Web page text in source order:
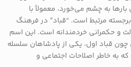
به چشم می‌خورد، معمولاً با
مرتبط است. “قباد” در فرهنگ
و حکمرانی خردمندانه است. این اسم
چون قباد اول، یکی از پادشاهان سلسله
به خاطر اصلاحات اجتماعی و